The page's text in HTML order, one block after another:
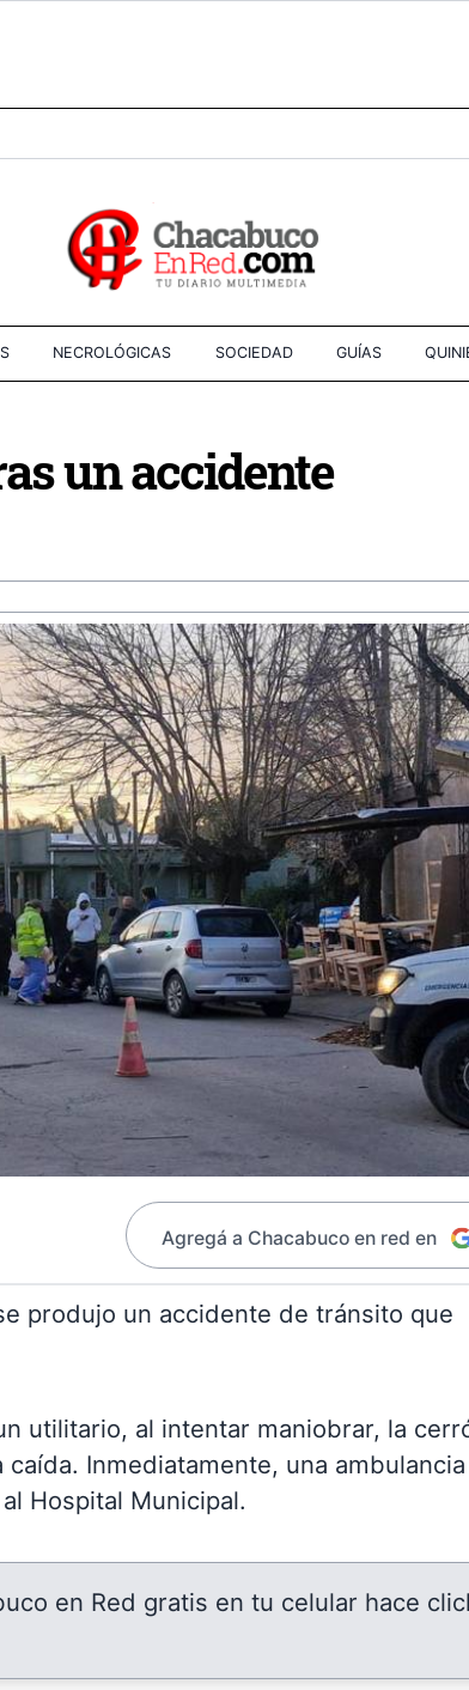
NECROLÓGICAS SOCIEDAD GUÍAS
un accidente
Agregá a Chacabuco en red en
produjo un accidente de tránsito que
utilitario, al intentar maniobrar, la
Inmediatamente, una
Hospital Municipal.
en Red gratis en tu celular hace